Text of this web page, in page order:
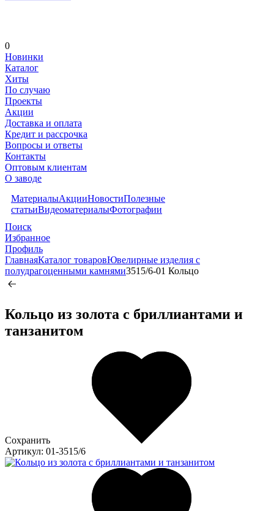
0
Новинки
Каталог
Хиты
По случаю
Проекты
Акции
Доставка и оплата
Кредит и рассрочка
Вопросы и ответы
Контакты
Оптовым клиентам
О заводе
МатериалыАкцииНовостиПолезные
статьиВидеоматериалыФотографии
Поиск
Избранное
Профиль
ГлавнаяКаталог товаровЮвелирные изделия с
полудрагоценными камнями3515/6-01 Кольцо
Кольцо из золота c бриллиантами и
танзанитом
Сохранить
Артикул: 01-3515/6